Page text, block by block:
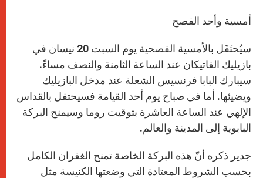
أمسية وأحد الفصح
سيُحتَفَل بالأمسية الفصحية يوم السبت 20 نيسان في
بازيليك الفاتيكان عند الساعة الثامنة والنصف مساءً.
سيبارك البابا فرنسيس الشعلة عند مدخل البازيليك
ويضيئها. أما في صباح يوم أحد القيامة فسيحتفل بالقداس
الإلهي عند الساعة العاشرة بتوقيت روما وسيمنح البركة
البابوية إلى المدينة والعالم.
جدير ذكره أنّ هذه البركة الخاصة تمنح الغفران الكامل
بحسب الشروط المعتادة التي وضعتها الكنيسة مثل